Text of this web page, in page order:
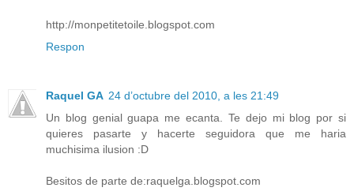
http://monpetitetoile.blogspot.com
Respon
Raquel GA 24 d’octubre del 2010, a les 21:49
Un blog genial guapa me ecanta. Te dejo mi blog por si
quieres pasarte y hacerte seguidora que me haria
muchisima ilusion :D
Besitos de parte de:raquelga.blogspot.com